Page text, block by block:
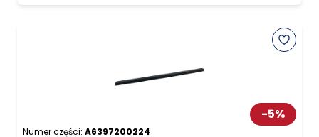
-5%
Numer części: A6397200224